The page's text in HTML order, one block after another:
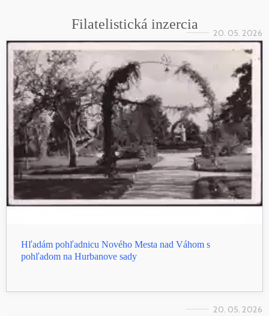
Filatelistická inzercia
20. 05. 2026
Hľadám pohľadnicu Nového Mesta nad Váhom s
pohľadom na Hurbanove sady
20. 05. 2026